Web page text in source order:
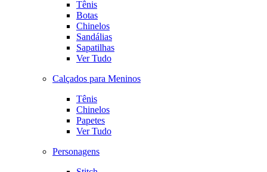
Tênis
Botas
Chinelos
Sandálias
Sapatilhas
Ver Tudo
Calçados para Meninos
Tênis
Chinelos
Papetes
Ver Tudo
Personagens